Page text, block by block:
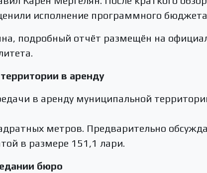
исполнение программного
подробный отчёт размещён на
в аренду
в аренду муниципальной
метров. Предварительно
в размере 151,1 лари.
бюро